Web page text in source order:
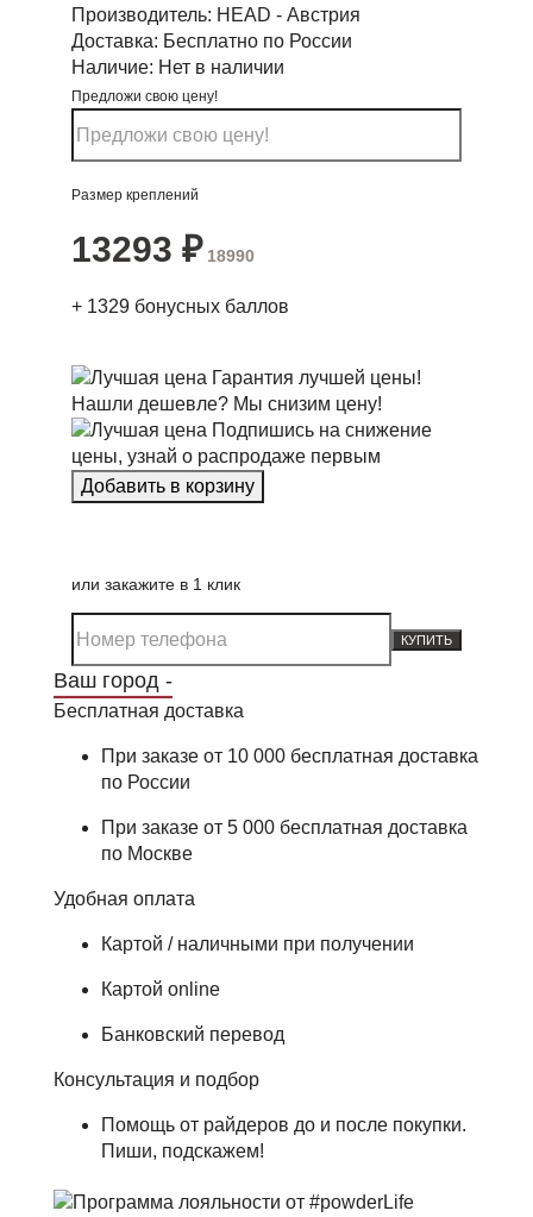
Производитель: HEAD - Австрия
Доставка: Бесплатно по России
Наличие: Нет в наличии
Предложи свою цену!
Размер креплений
13293 ₽ 18990
+ 1329 бонусных баллов
Гарантия лучшей цены!
Нашли дешевле? Мы снизим цену!
Подпишись на снижение
цены, узнай о распродаже первым
или закажите в 1 клик
КУПИТЬ
Ваш город -
Бесплатная доставка
При заказе от 10 000 бесплатная доставка
по России
При заказе от 5 000 бесплатная доставка
по Москве
Удобная оплата
Картой / наличными при получении
Картой online
Банковский перевод
Консультация и подбор
Помощь от райдеров до и после покупки.
Пиши, подскажем!